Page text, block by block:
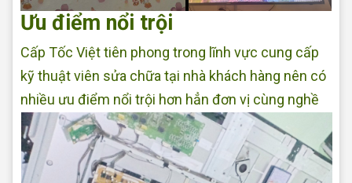
Ưu điểm nổi trội
Cấp Tốc Việt tiên phong trong lĩnh vực cung cấp
kỹ thuật viên sửa chữa tại nhà khách hàng nên có
nhiều ưu điểm nổi trội hơn hẳn đơn vị cùng nghề